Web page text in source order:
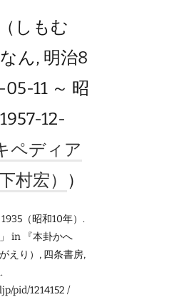
（しもむ
ん, 明治8
11 ～ 昭
12-
ペディア
村宏）
）
（昭和10年）.
in 『本卦かへ
えり）, 四条書房,
pid/1214152 /